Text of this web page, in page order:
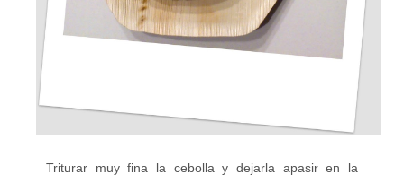
Triturar muy fina la cebolla y dejarla apasir en la